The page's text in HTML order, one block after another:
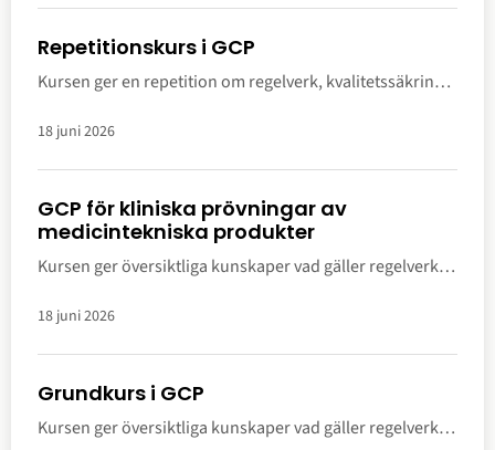
Repetitionskurs i GCP
Kursen ger en repetition om regelverk, kvalitetssäkring,
prövningar.
18 juni 2026
GCP för kliniska prövningar av
medicintekniska produkter
Kursen ger översiktliga kunskaper vad gäller regelverk
prövningar.
18 juni 2026
Grundkurs i GCP
Kursen ger översiktliga kunskaper vad gäller regelverk,